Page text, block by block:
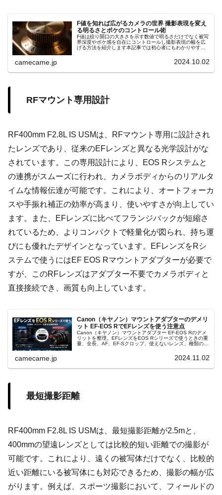
F値を知れば広がるカメラの世界 撮影表現を変え
る明るさとボケのコントロール術
F値は絞り開口の大きさを示す数値で明るさだけでなく被写
界深度やボケ感を自在にコントロールし撮影表現の幅を広
げる方法を紹介します本記事では初心者にもわかりやすい
camecame.jp 2024.10.02
RFマウント専用設計
RF400mm F2.8L IS USMは、RFマウント専用に設計され
たレンズであり、従来のEFレンズと異なる光学設計がな
されています。この専用設計により、EOS Rシステムと
の連携がスムーズに行われ、カメラボディからのリアルタ
イムな情報伝達が可能です。これにより、オートフォーカ
スや手振れ補正の効率が高まり、使いやすさが向上してい
ます。また、EFレンズに比べてフランジバックが短縮さ
れているため、よりコンパクトで軽量化が図られ、持ち運
びにも優れたデザインとなっています。EFレンズをRシ
ステムで使うにはEF EOS Rマウントアダプターが必要で
すが、このRFレンズはアダプター不要でカメラボディと
直接接続でき、画質も向上しています。
Canon（キヤノン）マウントアダプターのデメリ
ット EF-EOS RでEFレンズを使う注意点
Canon（キヤノン）マウントアダプター EF-EOS Rのデメ
リットを整理。EFレンズをEOS Rシリーズで使うときの重
量、全長、AF、EF-Sクロップ、使えないレンズ、種類の選
camecame.jp 2024.11.02
最短撮影距離
RF400mm F2.8L IS USMは、最短撮影距離が2.5mと、
400mmの望遠レンズとしては比較的短い距離での撮影が
可能です。これにより、遠くの被写体だけでなく、比較的
近い距離にいる被写体にも対応できるため、撮影の幅が広
がります。例えば、スポーツ撮影において、フィールドの